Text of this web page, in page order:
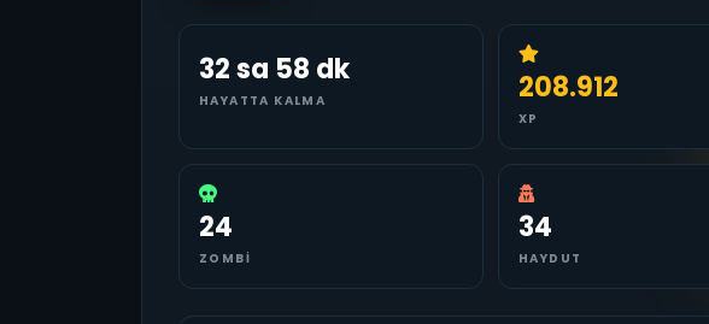
32 sa 58 dk
HAYATTA KALMA 208.912
XP
24
ZOMBI
34
HAYDUT